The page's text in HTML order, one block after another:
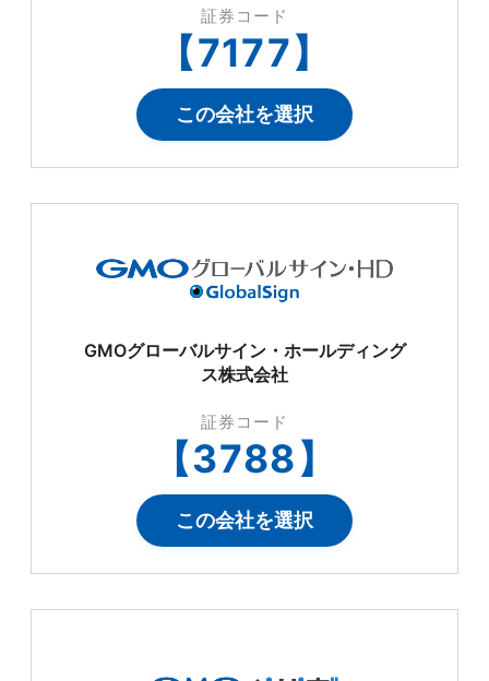
証券コード
【7177】
この会社を選択
GMOグローバルサイン・ホールディング
ス株式会社
証券コード
【3788】
この会社を選択